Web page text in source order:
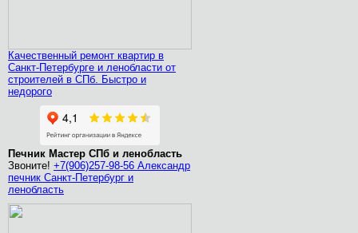
Качественный ремонт квартир в
Санкт-Петербурге и ленобласти от
строителей в СПб. Быстро и
недорого
Печник Мастер СПб и ленобласть
Звоните! +7(906)257-98-56 Александр
печник Санкт-Петербург и
ленобласть